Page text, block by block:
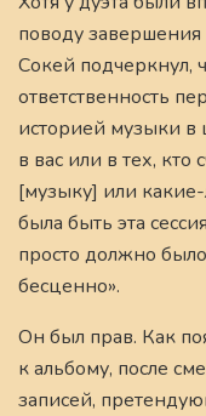
поводу
Сокей подчеркнул,
ответственность
историей музыки в
в вас или в тех, кто
[музыку] или
была быть эта
просто должно
бесценно».
Он был прав. Как
к альбому, после
записей,